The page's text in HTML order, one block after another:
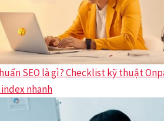
SEO là gì? Checklist kỹ thuật
nhanh